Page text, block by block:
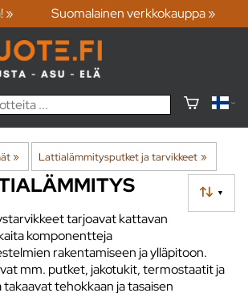
» Suomalainen verkkokauppa »
‪» Lattialämmitysputket ja tarvikkeet ‪»
▼
tarjoavat kattavan
komponentteja
rakentamiseen ja ylläpitoon.
mm. putket, jakotukit, termostaatit ja
tehokkaan ja tasaisen